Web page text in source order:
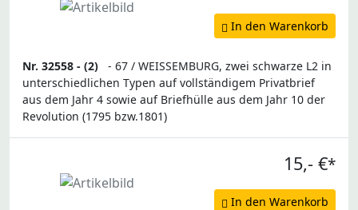
In den Warenkorb
Nr. 32558 - (2)
- 67 / WEISSEMBURG, zwei schwarze L2 in
unterschiedlichen Typen auf vollständigem Privatbrief
aus dem Jahr 4 sowie auf Briefhülle aus dem Jahr 10 der
Revolution (1795 bzw.1801)
15,- €*
In den Warenkorb